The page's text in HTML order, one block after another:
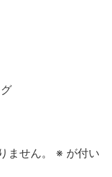
せん。 ※ が付い